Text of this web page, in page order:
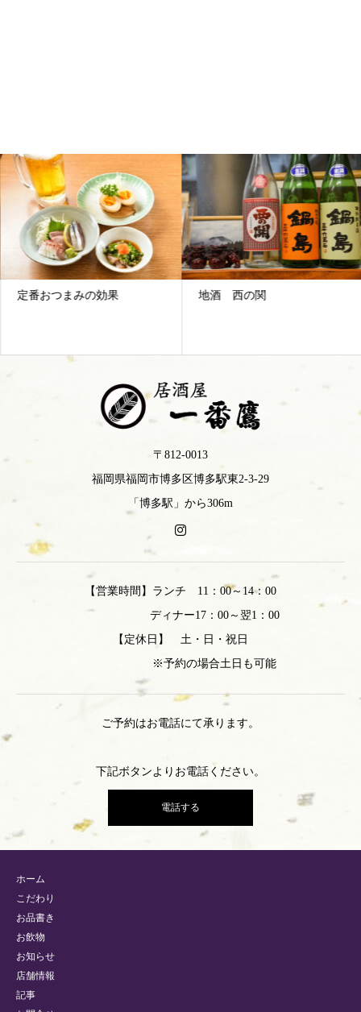
定番おつまみの効果 地酒 西の関
〒812-0013
福岡県福岡市博多区博多駅東2-3-29
「博多駅」から306m
【営業時間】ランチ 11：00～14：00
ディナー17：00～翌1：00
【定休日】 土・日・祝日
※予約の場合土日も可能
ご予約はお電話にて承ります。
下記ボタンよりお電話ください。
電話する
ホーム
こだわり
お品書き
お飲物
お知らせ
店舗情報
記事